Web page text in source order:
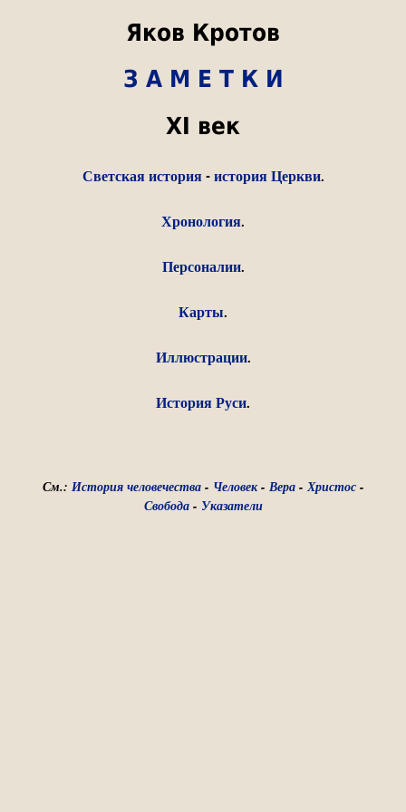
Яков Кротов
З А М Е Т К И
XI век
Светская история- история Церкви.
Хронология.
Персоналии.
Карты.
Иллюстрации.
История Руси.
См.: История человечества- Человек- Вера-Христос-
Свобода- Указатели